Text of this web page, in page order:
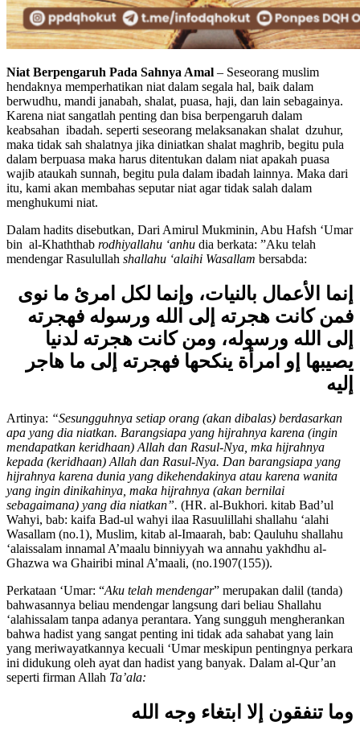
Niat Berpengaruh Pada Sahnya Amal– Seseorang muslim
hendaknya memperhatikan niat dalam segala hal, baik dalam
berwudhu, mandi janabah, shalat, puasa, haji, dan lain sebagainya.
Karena niat sangatlah penting dan bisa berpengaruh dalam
keabsahan ibadah. seperti seseorang melaksanakan shalat dzuhur,
maka tidak sah shalatnya jika diniatkan shalat maghrib, begitu pula
dalam berpuasa maka harus ditentukan dalam niat apakah puasa
wajib ataukah sunnah, begitu pula dalam ibadah lainnya. Maka dari
itu, kami akan membahas seputar niat agar tidak salah dalam
Dalam hadits disebutkan, Dari Amirul Mukminin, Abu Hafsh ‘Umar
bin al-Khaththabrodhiyallahu ‘anhudia berkata: ”Aku telah
إنما الأعمال بالنيات، وإنما لكل امرئ ما نوى
فمن كانت هجرته إلى الله ورسوله فهجرته
إلى الله ورسوله، ومن كانت هجرته لدنيا
يصيبها إو امرأة ينكحها فهجرته إلى ما هاجر
إليه
Artinya:“Sesungguhnya setiap orang (akan dibalas) berdasarkan
apa yang dia niatkan. Barangsiapa yang hijrahnya karena (ingin
mendapatkan keridhaan) Allah dan Rasul-Nya, mka hijrahnya
kepada (keridhaan) Allah dan Rasul-Nya. Dan barangsiapa yang
hijrahnya karena dunia yang dikehendakinya atau karena wanita
yang ingin dinikahinya, maka hijrahnya (akan bernilai
sebagaimana) yang dia niatkan”.(HR. al-Bukhori. kitab Bad’ul
Wahyi, bab: kaifa Bad-ul wahyi ilaa Rasuulillahi shallahu ‘alahi
Wasallam (no.1), Muslim, kitab al-Imaarah, bab: Qauluhu shallahu
‘alaissalam innamal A’maalu binniyyah wa annahu yakhdhu al-
Perkataan ‘Umar: “Aku telah mendengar” merupakan dalil (tanda)
bahwasannya beliau mendengar langsung dari beliau Shallahu
‘alahissalam tanpa adanya perantara. Yang sungguh mengherankan
bahwa hadist yang sangat penting ini tidak ada sahabat yang lain
yang meriwayatkannya kecuali ‘Umar meskipun pentingnya perkara
ini didukung oleh ayat dan hadist yang banyak. Dalam al-Qur’an
وما تنفقون إلا ابتغاء وجه الله